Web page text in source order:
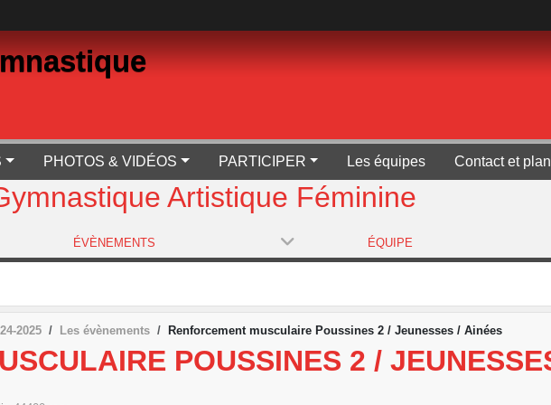
PHOTOS & VIDÉOS PARTICIPER Les équipes Contact et plan
Artistique Féminine
ÉVÈNEMENTS ÉQUIPE
2025 Les évènements Renforcement musculaire Poussines 2 / Jeunesses / Ainées
POUSSINES 2 /